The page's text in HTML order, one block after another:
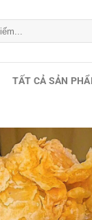
TẤT CẢ SẢN